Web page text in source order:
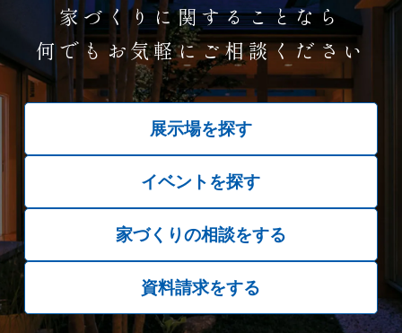
家づくりに関することなら
何でもお気軽にご相談ください
展示場を探す
イベントを探す
家づくりの相談をする
資料請求をする